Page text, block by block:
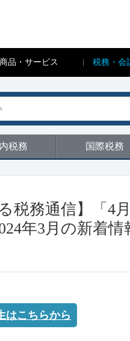
商品・サービス 税務・会
税務 国際税務
税務通信】「4
年3月の新着
はこちらから